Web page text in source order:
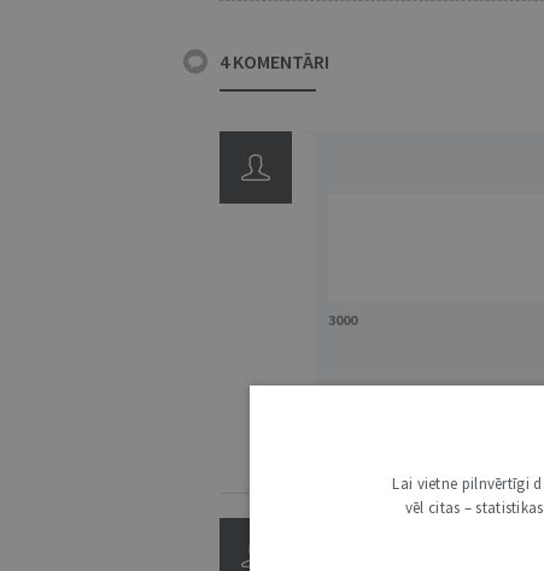
4 KOMENTĀRI
3000
Lai vietne pilnvērtīgi
vēl citas –